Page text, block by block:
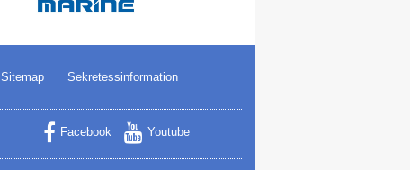
Sitemap Sekretessinformation
Facebook Youtube